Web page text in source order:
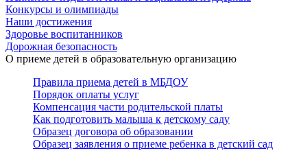
Конкурсы и олимпиады
Наши достижения
Здоровье воспитанников
Дорожная безопасность
О приеме детей в образовательную организацию
Правила приема детей в МБДОУ
Порядок оплаты услуг
Компенсация части родительской платы
Как подготовить малыша к детскому саду
Образец договора об образовании
Образец заявления о приеме ребенка в детский сад